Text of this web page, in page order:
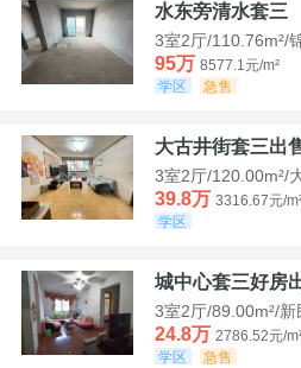
水东旁清水套三
3室2厅/110.76m²/
95万 8577.1元/m²
学区
急售
大古井街套三出
3室2厅/120.00m²/
39.8万 3316.67元/
学区
城中心套三好房
3室2厅/89.00m²/
24.8万 2786.52元/
学区
急售